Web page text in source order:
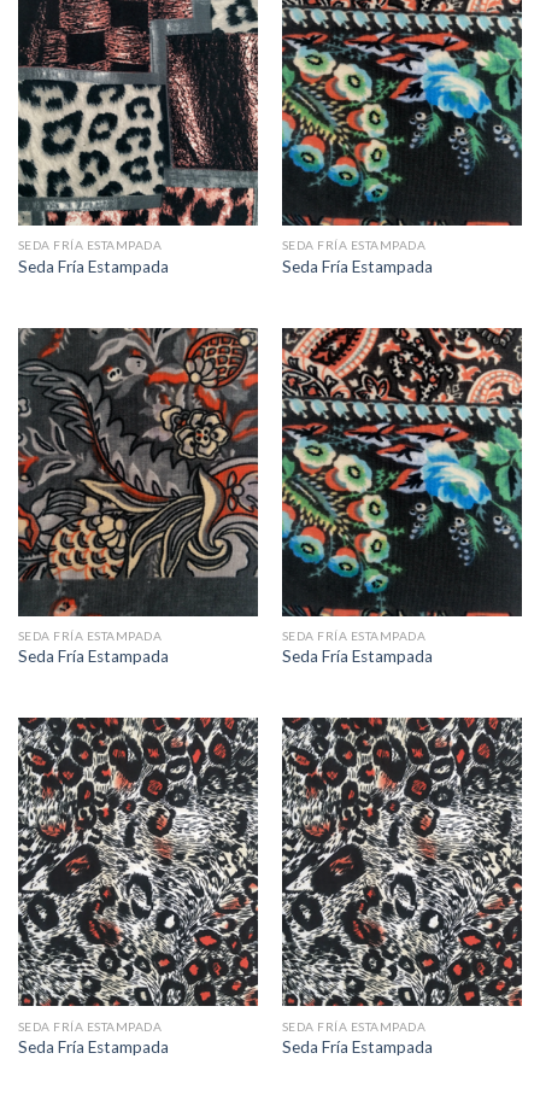
SEDA FRÍA ESTAMPADA
Seda Fría Estampada
SEDA FRÍA ESTAMPADA
Seda Fría Estampada
SEDA FRÍA ESTAMPADA
Seda Fría Estampada
SEDA FRÍA ESTAMPADA
Seda Fría Estampada
SEDA FRÍA ESTAMPADA
Seda Fría Estampada
SEDA FRÍA ESTAMPADA
Seda Fría Estampada